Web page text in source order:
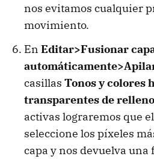
nos evitamos cualquier
movimiento.
En Editar>Fusionar
casillas Tonos y colores
transparentes de
activas lograremos que
seleccione los píxeles
capa y nos devuelva una